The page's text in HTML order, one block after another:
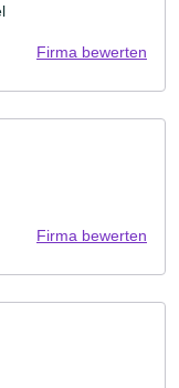
Firma bewerten
Firma bewerten